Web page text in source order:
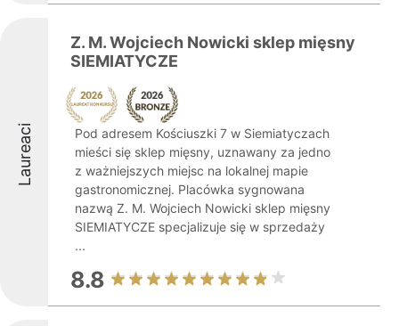
Laureaci
Z. M. Wojciech Nowicki sklep mięsny
SIEMIATYCZE
Pod adresem Kościuszki 7 w Siemiatyczach
mieści się sklep mięsny, uznawany za jedno
z ważniejszych miejsc na lokalnej mapie
gastronomicznej. Placówka sygnowana
nazwą Z. M. Wojciech Nowicki sklep mięsny
SIEMIATYCZE specjalizuje się w sprzedaży
...
8.8